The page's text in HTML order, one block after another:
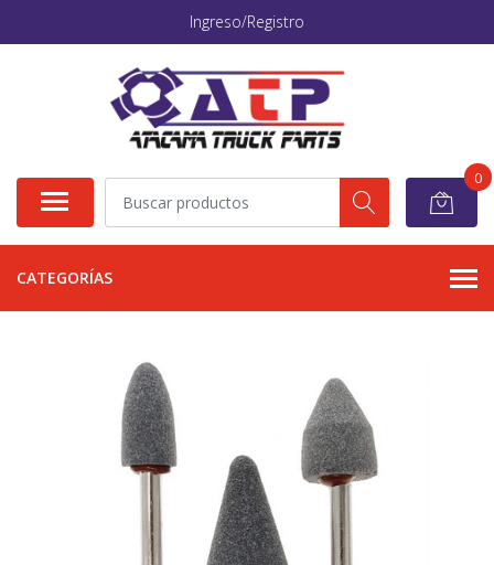
Ingreso/Registro
0
CATEGORÍAS